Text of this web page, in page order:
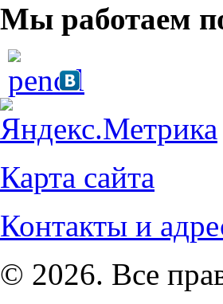
Мы работаем
Карта сайта
Контакты и
© 2026. Все